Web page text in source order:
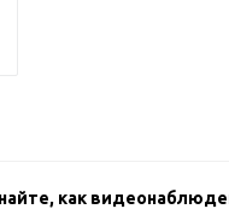
как